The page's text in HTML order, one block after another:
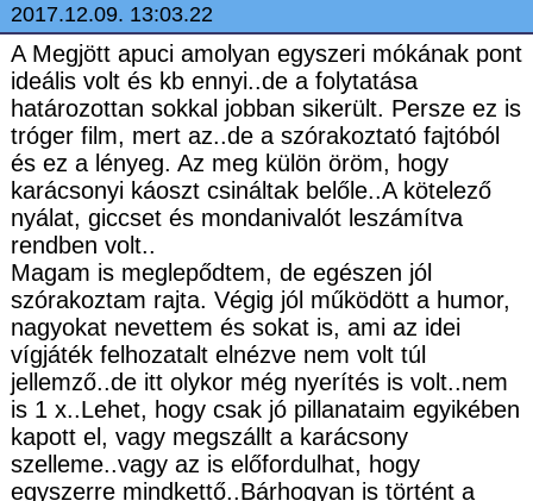
2017.12.09. 13:03.22
A Megjött apuci amolyan egyszeri mókának pont
ideális volt és kb ennyi..de a folytatása
határozottan sokkal jobban sikerült. Persze ez is
tróger film, mert az..de a szórakoztató fajtóból
és ez a lényeg. Az meg külön öröm, hogy
karácsonyi káoszt csináltak belőle..A kötelező
nyálat, giccset és mondanivalót leszámítva
rendben volt..
Magam is meglepődtem, de egészen jól
szórakoztam rajta. Végig jól működött a humor,
nagyokat nevettem és sokat is, ami az idei
vígjáték felhozatalt elnézve nem volt túl
jellemző..de itt olykor még nyerítés is volt..nem
is 1 x..Lehet, hogy csak jó pillanataim egyikében
kapott el, vagy megszállt a karácsony
szelleme..vagy az is előfordulhat, hogy
egyszerre mindkettő..Bárhogyan is történt a